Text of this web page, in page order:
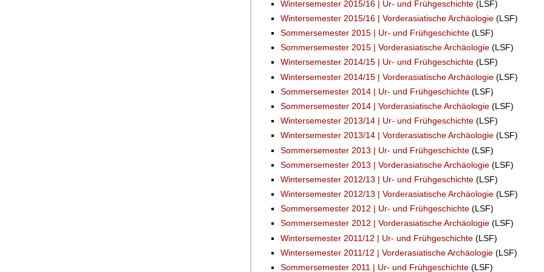
Wintersemester 2015/16 | Ur- und Frühgeschichte (LSF)
Wintersemester 2015/16 | Vorderasiatische Archäologie (LSF)
Sommersemester 2015 | Ur- und Frühgeschichte (LSF)
Sommersemester 2015 | Vorderasiatische Archäologie (LSF)
Wintersemester 2014/15 | Ur- und Frühgeschichte (LSF)
Wintersemester 2014/15 | Vorderasiatische Archäologie (LSF)
Sommersemester 2014 | Ur- und Frühgeschichte (LSF)
Sommersemester 2014 | Vorderasiatische Archäologie (LSF)
Wintersemester 2013/14 | Ur- und Frühgeschichte (LSF)
Wintersemester 2013/14 | Vorderasiatische Archäologie (LSF)
Sommersemester 2013 | Ur- und Frühgeschichte (LSF)
Sommersemester 2013 | Vorderasiatische Archäologie (LSF)
Wintersemester 2012/13 | Ur- und Frühgeschichte (LSF)
Wintersemester 2012/13 | Vorderasiatische Archäologie (LSF)
Sommersemester 2012 | Ur- und Frühgeschichte (LSF)
Sommersemester 2012 | Vorderasiatische Archäologie (LSF)
Wintersemester 2011/12 | Ur- und Frühgeschichte (LSF)
Wintersemester 2011/12 | Vorderasiatische Archäologie (LSF)
Sommersemester 2011 | Ur- und Frühgeschichte (LSF)